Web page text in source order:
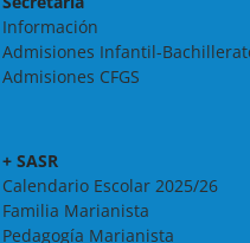
Información
Admisiones Infantil-
Admisiones CFGS
+ SASR
Calendario Escolar 2025/26
Familia Marianista
Pedagogía Marianista